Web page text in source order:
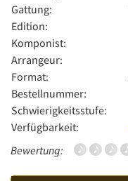
Gattung:
Edition:
Komponist:
Arrangeur:
Format:
Bestellnummer:
Schwierigkeitsstufe:
Verfügbarkeit:
Bewertung: